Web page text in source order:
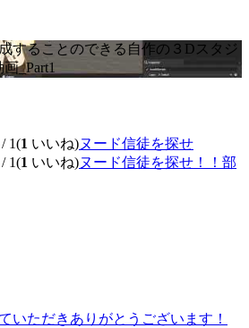
することのできる自作の３Dスタジ
_Part1
(1 いいね)ヌード信徒を探せ
(1 いいね)ヌード信徒を探せ！！部
いただきありがとうございます！